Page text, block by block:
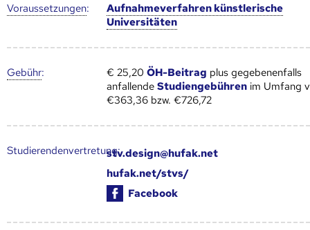
Voraus­setzungen:
Aufnahmeverfahren künstlerische
Universitäten
Gebühr: € 25,20ÖH-Beitrag plus gegebenenfalls
anfallendeStudiengebühren im Umfang
€363,36 bzw. €726,72
Studierendenvertretung:stv.design@hufak.net
hufak.net/stvs/
Facebook